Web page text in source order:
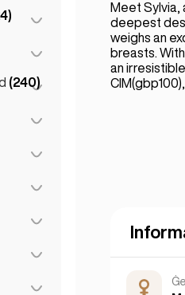
(1)
(4)
(1)
(5)
(240)
(2)
(1)
(2)
(12)
(1)
(8)
(1)
Meet
deepest
weighs an
breasts.
an